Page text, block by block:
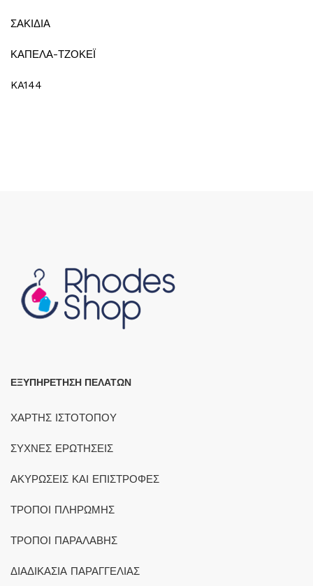
ΣΑΚΙΔΙΑ
ΚΑΠΕΛΑ-ΤΖΟΚΕΪ
KA144
ΕΞΥΠΗΡΕΤΗΣΗ ΠΕΛΑΤΩΝ
ΧΑΡΤΗΣ ΙΣΤΟΤΟΠΟΥ
ΣΥΧΝΕΣ ΕΡΩΤΗΣΕΙΣ
ΑΚΥΡΩΣΕΙΣ ΚΑΙ ΕΠΙΣΤΡΟΦΕΣ
ΤΡΟΠΟΙ ΠΛΗΡΩΜΗΣ
ΤΡΟΠΟΙ ΠΑΡΑΛΑΒΗΣ
ΔΙΑΔΙΚΑΣΙΑ ΠΑΡΑΓΓΕΛΙΑΣ